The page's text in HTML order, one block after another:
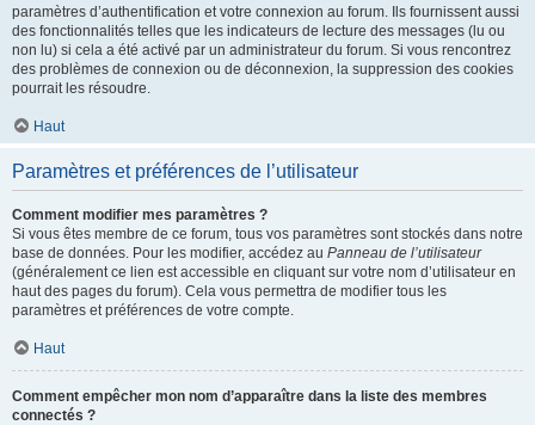
paramètres d’authentification et votre connexion au forum. Ils fournissent aussi
des fonctionnalités telles que les indicateurs de lecture des messages (lu ou
non lu) si cela a été activé par un administrateur du forum. Si vous rencontrez
des problèmes de connexion ou de déconnexion, la suppression des cookies
pourrait les résoudre.
Haut
Paramètres et préférences de l’utilisateur
Comment modifier mes paramètres ?
Si vous êtes membre de ce forum, tous vos paramètres sont stockés dans notre
base de données. Pour les modifier, accédez au Panneau de l’utilisateur
(généralement ce lien est accessible en cliquant sur votre nom d’utilisateur en
haut des pages du forum). Cela vous permettra de modifier tous les
paramètres et préférences de votre compte.
Haut
Comment empêcher mon nom d’apparaître dans la liste des membres
connectés ?